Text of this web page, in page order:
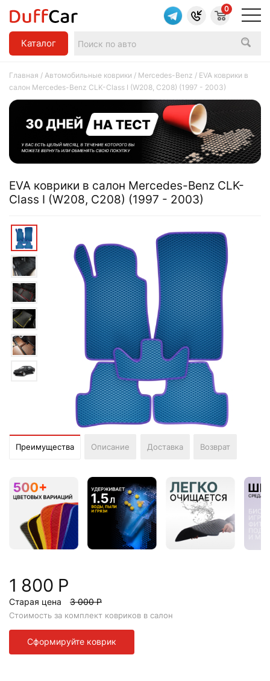
Каталог
0
Главная / Автомобильные коврики / Mercedes-Benz / EVA коврики в
салон Mercedes-Benz CLK-Class I (W208, C208) (1997 - 2003)
EVA коврики в салон Mercedes-Benz CLK-
Class I (W208, C208) (1997 - 2003)
Преимущества Описание Доставка Возврат
1 800 Р
Старая цена 3 000 Р
Стоимость за комплект ковриков в салон
Сформируйте коврик